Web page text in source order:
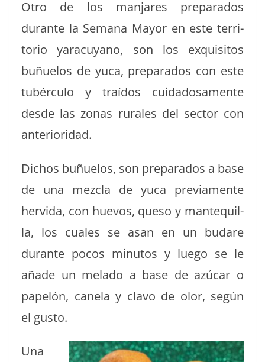
Otro de los man­jares prepara­dos
durante la Sem­ana May­or en este ter­ri­
to­rio yaracuyano, son los exquis­i­tos
buñue­los de yuca, prepara­dos con este
tubér­cu­lo y traí­dos cuida­dosa­mente
des­de las zonas rurales del sec­tor con
anterioridad.
Dichos buñue­los, son prepara­dos a base
de una mez­cla de yuca pre­vi­a­mente
hervi­da, con huevos, que­so y man­te­qui­l­
la, los cuales se asan en un budare
durante pocos min­u­tos y luego se le
añade un mela­do a base de azú­car o
papelón, canela y cla­vo de olor, según
el gusto.
Una